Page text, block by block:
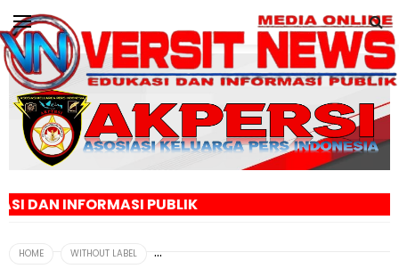
PUBLIK
HOME WITHOUT LABEL